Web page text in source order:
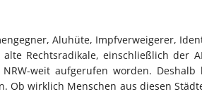
Aluhüte, Impfverweigerer,
alte Rechtsradikale, einschließlich der
weit aufgerufen worden.
Ob wirklich Menschen aus diesen